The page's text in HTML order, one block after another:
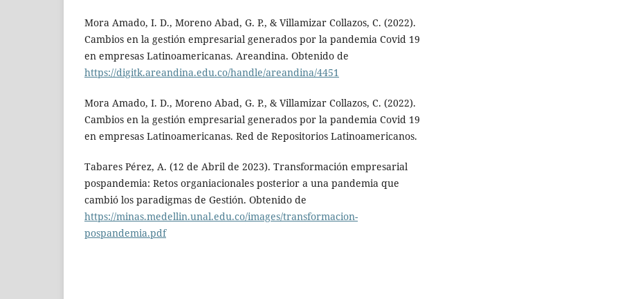
Mora Amado, I. D., Moreno Abad, G. P., & Villamizar Collazos, C. (2022).
Cambios en la gestión empresarial generados por la pandemia Covid 19
en empresas Latinoamericanas. Areandina. Obtenido de
https://digitk.areandina.edu.co/handle/areandina/4451
Mora Amado, I. D., Moreno Abad, G. P., & Villamizar Collazos, C. (2022).
Cambios en la gestión empresarial generados por la pandemia Covid 19
en empresas Latinoamericanas. Red de Repositorios Latinoamericanos.
Tabares Pérez, A. (12 de Abril de 2023). Transformación empresarial
pospandemia: Retos organiacionales posterior a una pandemia que
cambió los paradigmas de Gestión. Obtenido de
https://minas.medellin.unal.edu.co/images/transformacion-
pospandemia.pdf